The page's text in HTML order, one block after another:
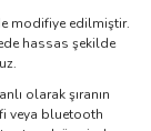
modifiye edilmiştir.
hassas şekilde
olarak şıranın
veya bluetooth